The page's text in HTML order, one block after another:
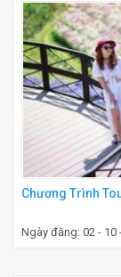
Chương Trình
Ngày đăng: 02 - 10